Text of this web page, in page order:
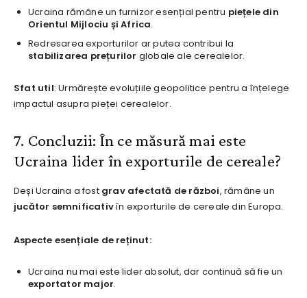
Ucraina rămâne un furnizor esențial pentru piețele din
Orientul Mijlociu și Africa.
Redresarea exporturilor ar putea contribui la
stabilizarea prețurilor globale ale cerealelor.
Sfat util: Urmărește evoluțiile geopolitice pentru a înțelege
impactul asupra pieței cerealelor.
7. Concluzii: În ce măsură mai este
Ucraina lider în exporturile de cereale?
Deși Ucraina a fost grav afectată de război, rămâne un
jucător semnificativîn exporturile de cereale din Europa.
Aspecte esențiale de reținut:
Ucraina nu mai este lider absolut, dar continuă să fie un
exportator major.